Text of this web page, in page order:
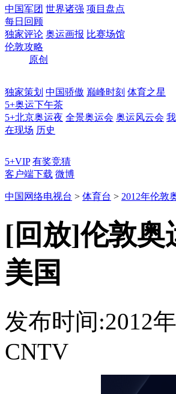
中国军团 世界诸强 项目盘点
每日回顾
独家评论 奥运画报 比赛场馆
伦敦攻略
原创
独家策划 中国骄傲 巅峰时刻 体育之星
5+奥运下午茶
5+北京奥运夜 全景奥运会 奥运风云会 我
在现场 历史
5+VIP 有奖竞猜
客户端下载 微博
中国网络电视台 > 体育台 > 2012年伦敦
[回放]伦敦奥
美国
发布时间:2012
CNTV